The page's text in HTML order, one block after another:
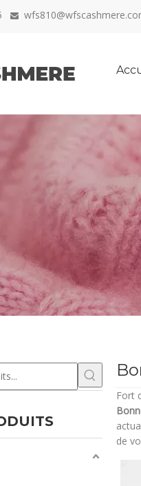

Fort
de